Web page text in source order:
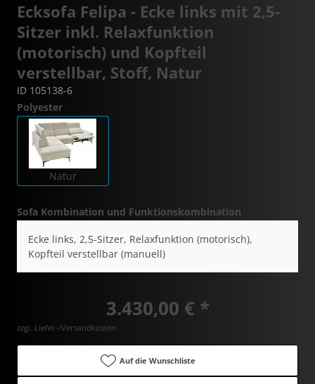
Ecksofa Felipa - Ecke links mit 2,5-
Sitzer inkl. Relaxfunktion
(motorisch) und Kopfteil
verstellbar, Stoff, Natur
ID 105138-6
Polyester
Natur
Sofa Kombination und Funktionskombination
Ecke links, 2,5-Sitzer, Relaxfunktion (motorisch),
Kopfteil verstellbar (manuell)
3.430,00 € *
zzgl. Liefer-/Versandkosten
Auf die Wunschliste